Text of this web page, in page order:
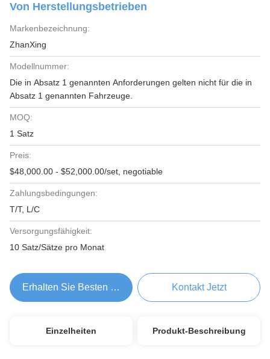
Von Herstellungsbetrieben
Markenbezeichnung:
ZhanXing
Modellnummer:
Die in Absatz 1 genannten Anforderungen gelten nicht für die in
Absatz 1 genannten Fahrzeuge.
MOQ:
1 Satz
Preis:
$48,000.00 - $52,000.00/set, negotiable
Zahlungsbedingungen:
T/T, L/C
Versorgungsfähigkeit:
10 Satz/Sätze pro Monat
Erhalten Sie Besten Preis Kontakt Jetzt
Einzelheiten Produkt-Beschreibung